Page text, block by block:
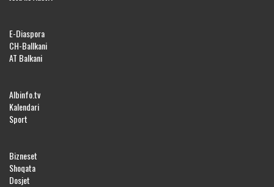
E-Diaspora
CH-Ballkani
AT Balkani
Albinfo.tv
Kalendari
Sport
Bizneset
Shoqata
Dosjet